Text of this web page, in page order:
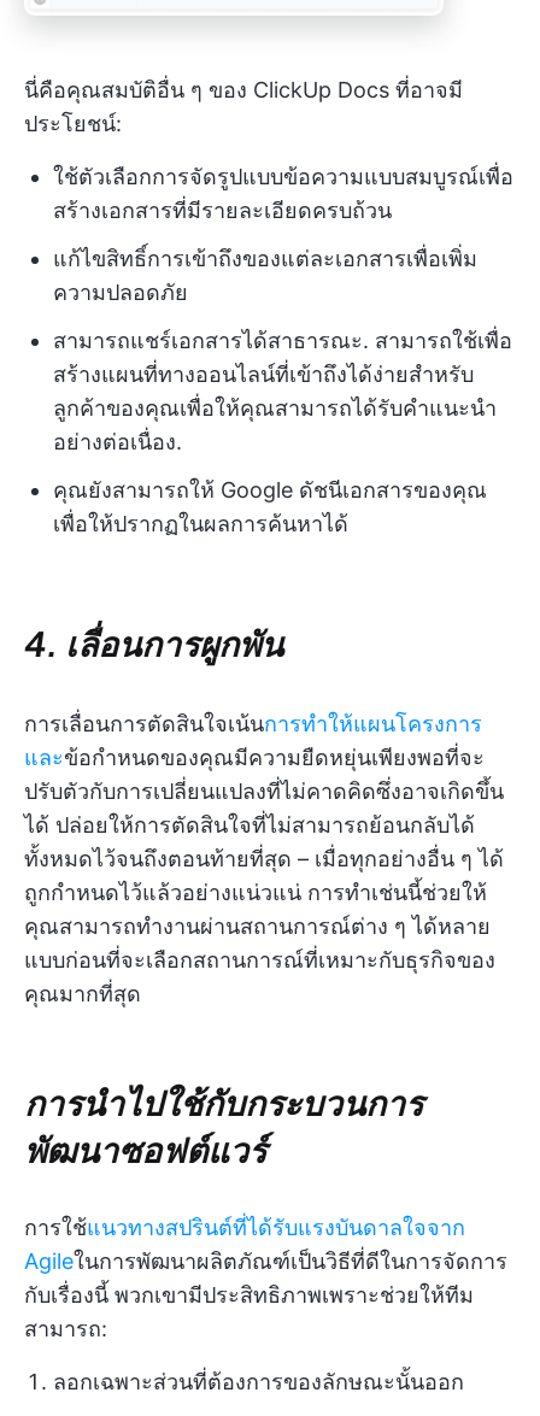
นี่คือคุณสมบัติอื่น ๆ ของ ClickUp Docs ที่อาจมี
ประโยชน์:
ใช้ตัวเลือกการจัดรูปแบบข้อความแบบสมบูรณ์เพื่อ
สร้างเอกสารที่มีรายละเอียดครบถ้วน
แก้ไขสิทธิ์การเข้าถึงของแต่ละเอกสารเพื่อเพิ่ม
ความปลอดภัย
สามารถแชร์เอกสารได้สาธารณะ. สามารถใช้เพื่อ
สร้างแผนที่ทางออนไลน์ที่เข้าถึงได้ง่ายสำหรับ
ลูกค้าของคุณเพื่อให้คุณสามารถได้รับคำแนะนำ
อย่างต่อเนื่อง.
คุณยังสามารถให้ Google ดัชนีเอกสารของคุณ
เพื่อให้ปรากฏในผลการค้นหาได้
4. เลื่อนการผูกพัน
การเลื่อนการตัดสินใจเน้นการทำให้แผนโครงการ
และข้อกำหนดของคุณมีความยืดหยุ่นเพียงพอที่จะ
ปรับตัวกับการเปลี่ยนแปลงที่ไม่คาดคิดซึ่งอาจเกิดขึ้น
ได้ ปล่อยให้การตัดสินใจที่ไม่สามารถย้อนกลับได้
ทั้งหมดไว้จนถึงตอนท้ายที่สุด – เมื่อทุกอย่างอื่น ๆ ได้
ถูกกำหนดไว้แล้วอย่างแน่วแน่ การทำเช่นนี้ช่วยให้
คุณสามารถทำงานผ่านสถานการณ์ต่าง ๆ ได้หลาย
แบบก่อนที่จะเลือกสถานการณ์ที่เหมาะกับธุรกิจของ
คุณมากที่สุด
การนำไปใช้กับกระบวนการ
พัฒนาซอฟต์แวร์
การใช้แนวทางสปรินต์ที่ได้รับแรงบันดาลใจจาก
Agileในการพัฒนาผลิตภัณฑ์เป็นวิธีที่ดีในการจัดการ
กับเรื่องนี้ พวกเขามีประสิทธิภาพเพราะช่วยให้ทีม
สามารถ:
ลอกเฉพาะส่วนที่ต้องการของลักษณะนั้นออก